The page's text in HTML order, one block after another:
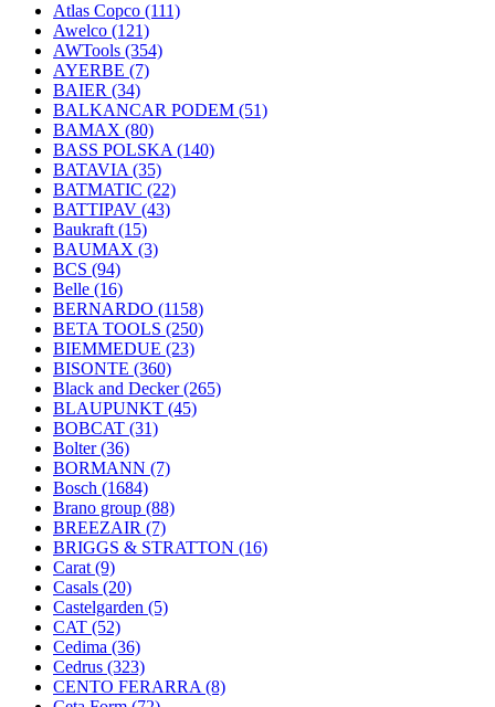
Atlas Copco (111)
Awelco (121)
AWTools (354)
AYERBE (7)
BAIER (34)
BALKANCAR PODEM (51)
BAMAX (80)
BASS POLSKA (140)
BATAVIA (35)
BATMATIC (22)
BATTIPAV (43)
Baukraft (15)
BAUMAX (3)
BCS (94)
Belle (16)
BERNARDO (1158)
BETA TOOLS (250)
BIEMMEDUE (23)
BISONTE (360)
Black and Decker(265)
BLAUPUNKT (45)
BOBCAT (31)
Bolter(36)
BORMANN (7)
Bosch (1684)
Brano group (88)
BREEZAIR (7)
BRIGGS & STRATTON (16)
Carat (9)
Casals (20)
Castelgarden (5)
CAT (52)
Cedima (36)
Cedrus (323)
CENTO FERARRA (8)